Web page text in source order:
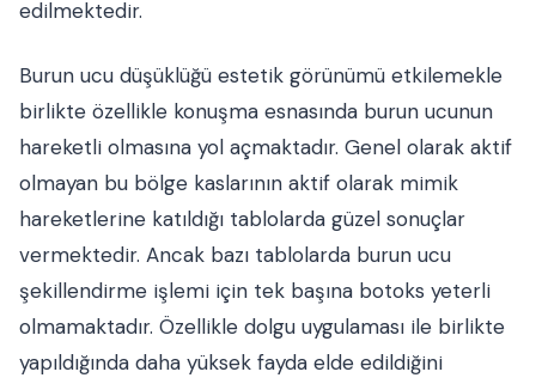
edilmektedir.
Burun ucu düşüklüğü estetik görünümü etkilemekle
birlikte özellikle konuşma esnasında burun ucunun
hareketli olmasına yol açmaktadır. Genel olarak aktif
olmayan bu bölge kaslarının aktif olarak mimik
hareketlerine katıldığı tablolarda güzel sonuçlar
vermektedir. Ancak bazı tablolarda burun ucu
şekillendirme işlemi için tek başına botoks yeterli
olmamaktadır. Özellikle dolgu uygulaması ile birlikte
yapıldığında daha yüksek fayda elde edildiğini